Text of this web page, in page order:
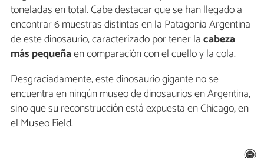
toneladas en total. Cabe destacar que se han llegado a
encontrar 6 muestras distintas en la Patagonia Argentina
de este dinosaurio, caracterizado por tener lacabeza
más pequeñaen comparación con el cuello y la cola.
Desgraciadamente, este dinosaurio gigante no se
encuentra en ningún museo de dinosaurios en Argentina,
sino que su reconstrucción está expuesta en Chicago, en
el Museo Field.